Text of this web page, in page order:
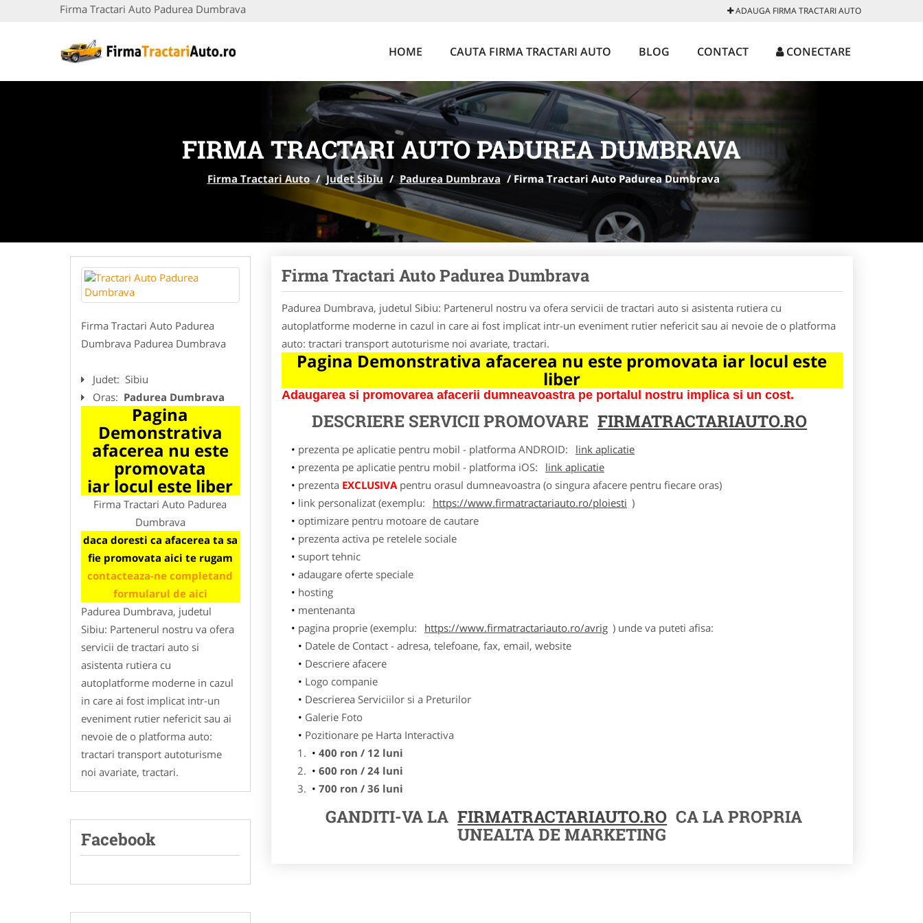
Firma Tractari Auto Padurea Dumbrava ADAUGA FIRMA TRACTARI AUTO
HOME CAUTA FIRMA TRACTARI AUTO BLOG CONTACT CONECTARE
FIRMA TRACTARI AUTO PADUREA DUMBRAVA
Firma Tractari Auto / Judet Sibiu / Padurea Dumbrava /Firma Tractari Auto Padurea Dumbrava
Firma Tractari Auto Padurea
Dumbrava Padurea Dumbrava
Judet: Sibiu
Oras: Padurea Dumbrava
Pagina
Demonstrativa
afacerea nu este
promovata
iar locul este liber
Firma Tractari Auto Padurea
Dumbrava
daca doresti ca afacerea ta sa
fie promovata aici te rugam
contacteaza-ne completand
formularul de aici
Padurea Dumbrava, judetul
Sibiu: Partenerul nostru va ofera
servicii de tractari auto si
asistenta rutiera cu
autoplatforme moderne in cazul
in care ai fost implicat intr-un
eveniment rutier nefericit sau ai
nevoie de o platforma auto:
tractari transport autoturisme
noi avariate, tractari.
Facebook
Firma Tractari Auto Padurea Dumbrava
Padurea Dumbrava, judetul Sibiu: Partenerul nostru va ofera servicii de tractari auto si asistenta rutiera cu
autoplatforme moderne in cazul in care ai fost implicat intr-un eveniment rutier nefericit sau ai nevoie de o platforma
auto: tractari transport autoturisme noi avariate, tractari.
Pagina Demonstrativa afacerea nu este promovata iar locul este
liber
Adaugarea si promovarea afacerii dumneavoastra pe portalul nostru implica si un cost.
DESCRIERE SERVICII PROMOVARE FIRMATRACTARIAUTO.RO
prezenta pe aplicatie pentru mobil - platforma ANDROID:
link aplicatie
prezenta pe aplicatie pentru mobil - platforma iOS:
link aplicatie
prezenta EXCLUSIVApentru orasul dumneavoastra (o singura afacere pentru fiecare oras)
link personalizat (exemplu:
https://www.firmatractariauto.ro/ploiesti )
optimizare pentru motoare de cautare
prezenta activa pe retelele sociale
suport tehnic
adaugare oferte speciale
hosting
mentenanta
pagina proprie (exemplu:
https://www.firmatractariauto.ro/avrig ) unde va puteti afisa:
Datele de Contact - adresa, telefoane, fax, email, website
Descriere afacere
Logo companie
Descrierea Serviciilor si a Preturilor
Galerie Foto
Pozitionare pe Harta Interactiva
400 ron / 12 luni
600 ron / 24 luni
700 ron / 36 luni
GANDITI-VA LA FIRMATRACTARIAUTO.RO CA LA PROPRIA
UNEALTA DE MARKETING